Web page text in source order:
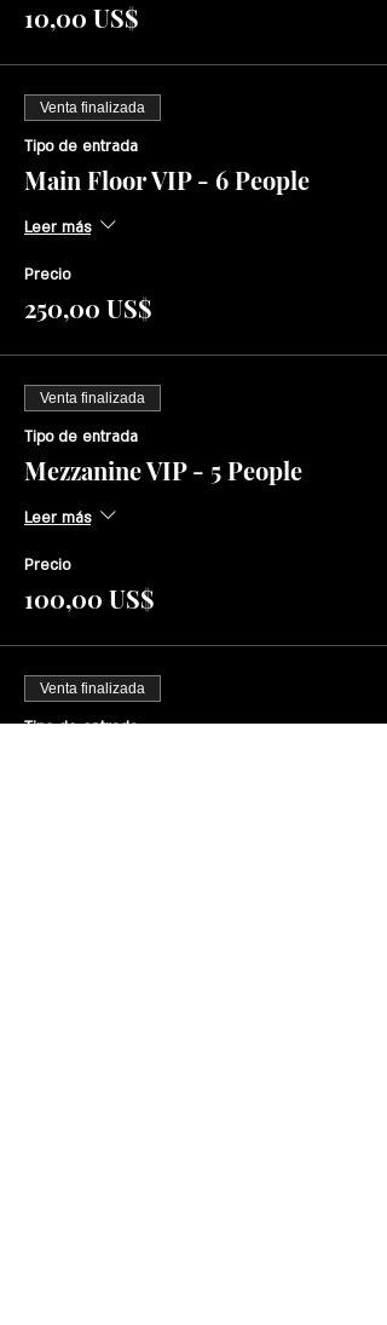
10,00 US$
Venta finalizada
Tipo de entrada
Main Floor VIP - 6 People
Leer más
Precio
250,00 US$
Venta finalizada
Tipo de entrada
Mezzanine VIP - 5 People
Leer más
Precio
100,00 US$
Venta finalizada
Tipo de entrada